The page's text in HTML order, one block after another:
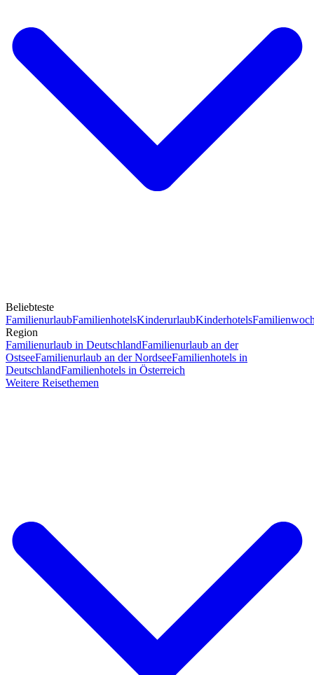
Beliebteste
FamilienurlaubFamilienhotelsKinderurlaubKinderhotels
Region
Familienurlaub in DeutschlandFamilienurlaub an der
OstseeFamilienurlaub an der NordseeFamilienhotels in
DeutschlandFamilienhotels in Österreich
Weitere Reisethemen